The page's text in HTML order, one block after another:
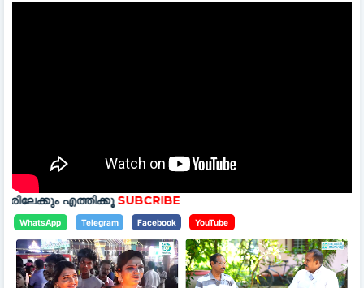
SUBCRIBE
WhatsApp Telegram Facebook YouTube